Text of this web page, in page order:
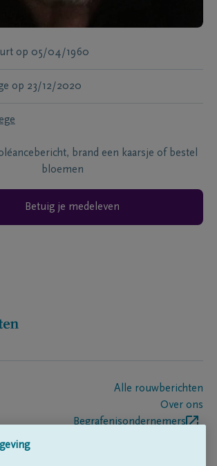
op 05/04/1960
op 23/12/2020
brand een kaarsje of bestel
bloemen
Betuig je medeleven
Alle rouwberichten
Over ons
Begrafenisondernemers